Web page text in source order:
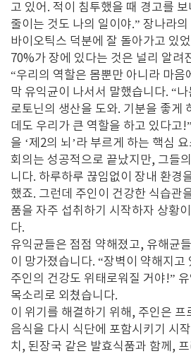
고 있어. 적이 침투했을 때 경고를
줄이는 것도 나의 일이야.” 장나라
바이오틱스 덕분에 잘 돌아가고 있
70%가 장에 있다는 것은 널리 알려
“우리의 역할은 몸뿐만 아니라 마음
막 유익균이 나서서 말했습니다. “나
로토닌의 생산을 도와. 기분을 좋게
데도 우리가 큰 역할을 하고 있다고
을 ‘제2의 뇌’라 부르게 하는 핵심
회의는 성공적으로 끝났지만, 그들
니다. 하루하루 끊임없이 장내 환경
했죠. 그런데 주인이 건강한 식습관
품을 자주 섭취하기 시작하자 상황
다.
유익균들은 점점 약해졌고, 유해균
이 망가졌습니다. “장벽이 약해지고
주인의 건강도 위태로워질 거야!”
목소리로 외쳤습니다.
이 위기를 해결하기 위해, 주인은
음식을 다시 식단에 포함시키기 시
치, 된장국 같은 발효식품과 함께,